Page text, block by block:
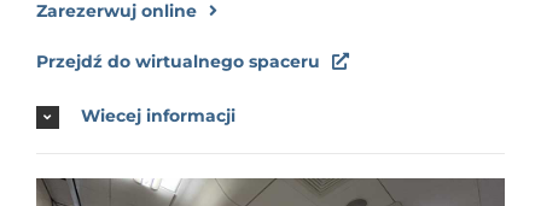
Zarezerwuj online
Przejdź do wirtualnego spaceru
Wiecej informacji